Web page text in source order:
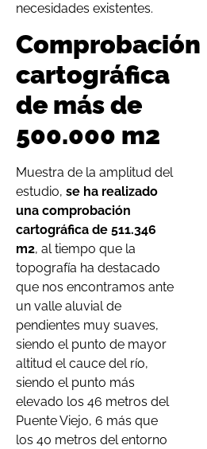
necesidades existentes.
Comprobación
cartográfica
de más de
500.000 m2
Muestra de la amplitud del
estudio, se ha realizado
una comprobación
cartográfica de 511.346
m2, al tiempo que la
topografía ha destacado
que nos encontramos ante
un valle aluvial de
pendientes muy suaves,
siendo el punto de mayor
altitud el cauce del río,
siendo el punto más
elevado los 46 metros del
Puente Viejo, 6 más que
los 40 metros del entorno